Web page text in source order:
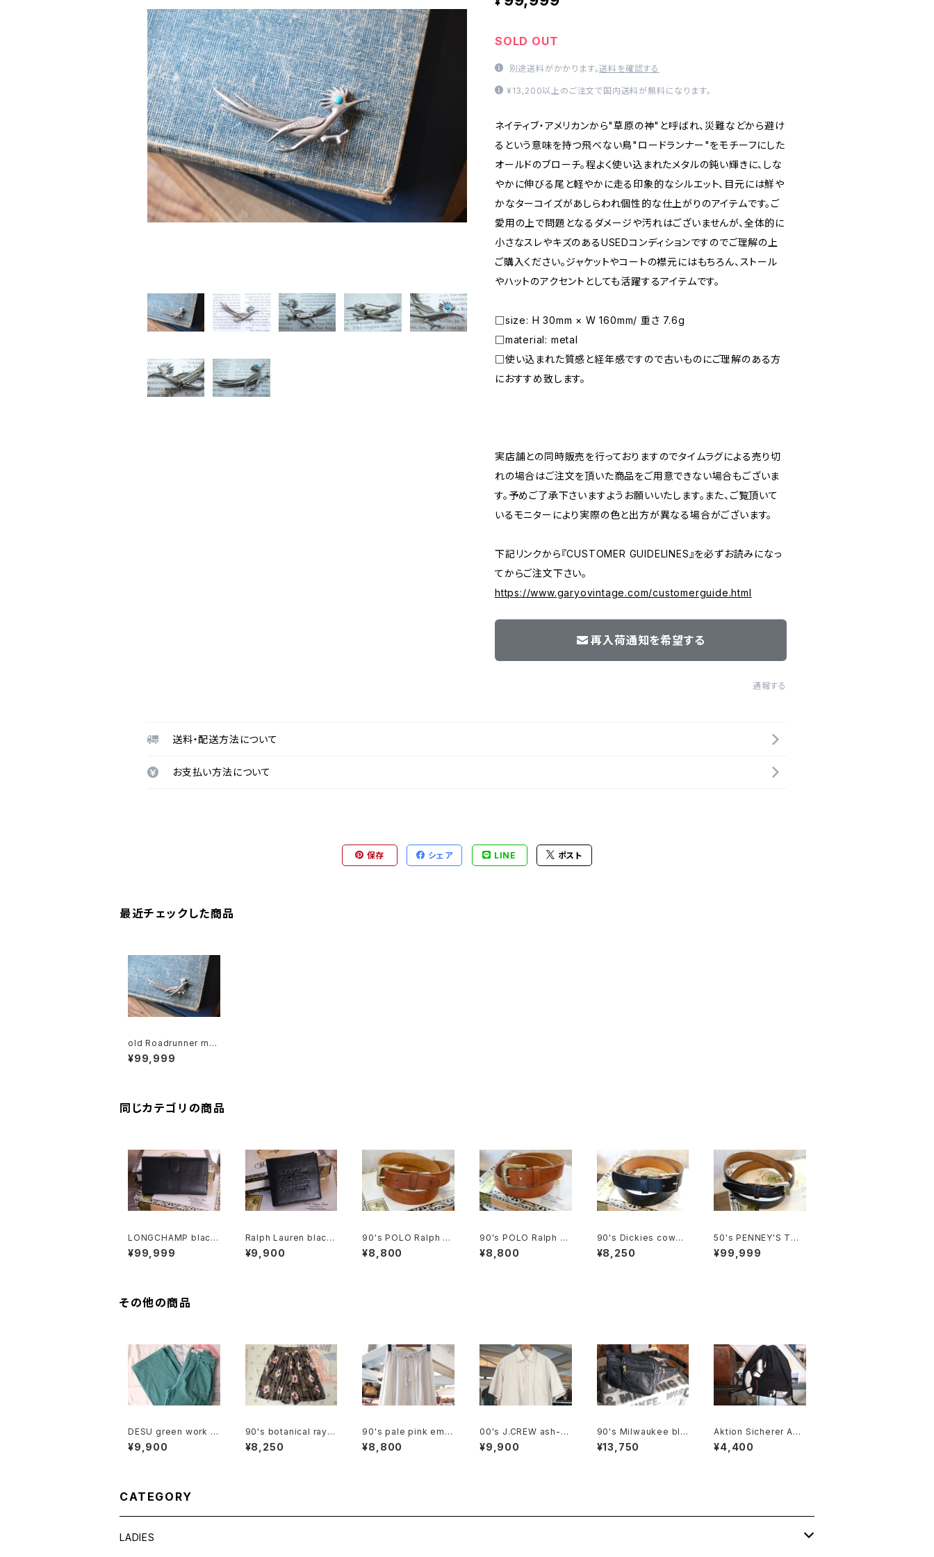
SOLD OUT
別途送料がかかります。送料を確認する
¥13,200以上のご注文で国内送料が無料になります。
ネイティブ・アメリカンから"草原の神"と呼ばれ、災難などから避け
るという意味を持つ飛べない鳥"ロードランナー"をモチーフにした
オールドのブローチ。程よく使い込まれたメタルの鈍い輝きに、しな
やかに伸びる尾と軽やかに走る印象的なシルエット、目元には鮮や
かなターコイズがあしらわれ個性的な仕上がりのアイテムです。ご
愛用の上で問題となるダメージや汚れはございませんが、全体的に
小さなスレやキズのあるUSEDコンディションですのでご理解の上
ご購入ください。ジャケットやコートの襟元にはもちろん、ストール
やハットのアクセントとしても活躍するアイテムです。
□size: H 30mm × W 160mm/ 重さ 7.6g
□material: metal
□使い込まれた質感と経年感ですので古いものにご理解のある方
におすすめ致します。
実店舗との同時販売を行っておりますのでタイムラグによる売り切
れの場合はご注文を頂いた商品をご用意できない場合もございま
す。予めご了承下さいますようお願いいたします。また、ご覧頂いて
いるモニターにより実際の色と出方が異なる場合がございます。
下記リンクから『CUSTOMER GUIDELINES』を必ずお読みになっ
てからご注文下さい。
https://www.garyovintage.com/customerguide.html
再入荷通知を希望する
通報する
送料・配送方法について
お支払い方法について
保存 シェア LINE ポスト
最近チェックした商品
old Roadrunner met
al Brooch with turqu
oise eye
¥99,999
同じカテゴリの商品
LONGCHAMP black
leather Wallet
¥99,999
Ralph Lauren black
leather two fold Wa
llet w/BOX
¥9,900
90's POLO Ralph La
uren brown leather
Belt
¥8,800
90's POLO Ralph La
uren brown leather
Belt w/wide buckle
¥8,800
90's Dickies cowhi
de leather black Be
lt "Made in U.S.A."
¥8,250
50's PENNEY'S TO
WNCRAFT black sa
ddle leather Belt
¥99,999
その他の商品
DESU green work st
yle wide leg Pants
¥9,900
90's botanical rayo
n tucked Culottes
¥8,250
90's pale pink embr
oidered rayon easy
Skirt
¥8,800
00's J.CREW ash-b
eige linen Shirt
¥9,900
90's Milwaukee bla
ck all-leather fanny
Pack
¥13,750
Aktion Sicherer Auft
ritt cotton promotio
nal drawstring Bag
¥4,400
CATEGORY
LADIES